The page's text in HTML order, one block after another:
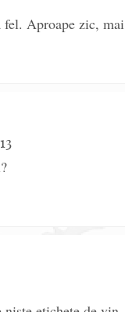
fel. Aproape zic,